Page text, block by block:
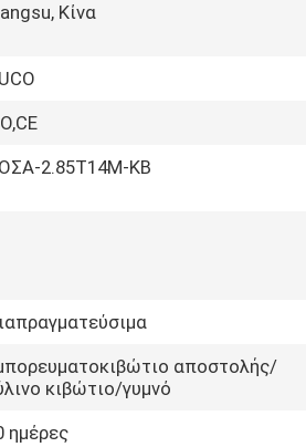
Κίνα
2.85Τ14Μ-KB
αποστολής/
κιβώτιο/γυμνό
ημέρες